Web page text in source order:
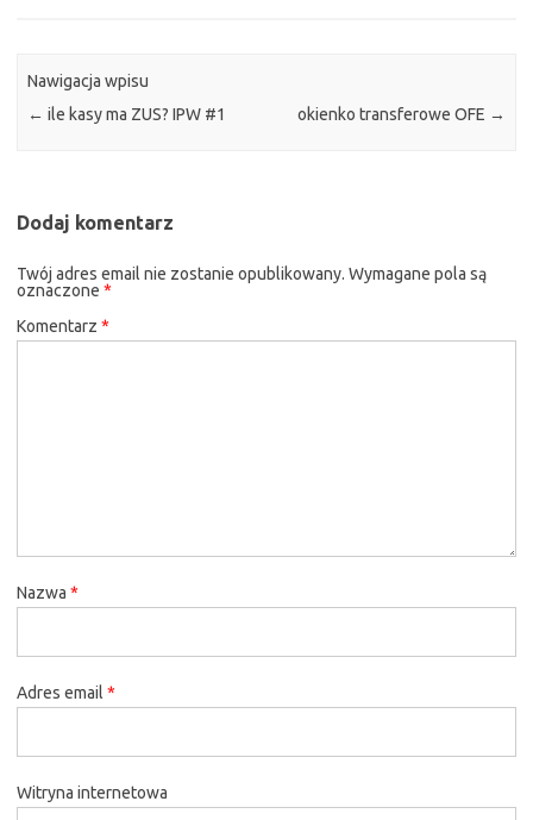
Nawigacja wpisu
← ile kasy ma ZUS? IPW #1 okienko transferowe OFE →
Dodaj komentarz
Twój adres email nie zostanie opublikowany. Wymagane pola są
oznaczone *
Komentarz *
Nazwa *
Adres email *
Witryna internetowa